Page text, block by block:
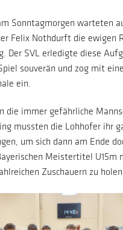
Sonntagmorgen warteten
Felix Nothdurft die ewigen
Der SVL erledigte diese
souverän und zog mit
ein.
die immer gefährliche
mussten die Lohhofer ihr
um sich dann am Ende
Meistertitel U15m
Zuschauern zu